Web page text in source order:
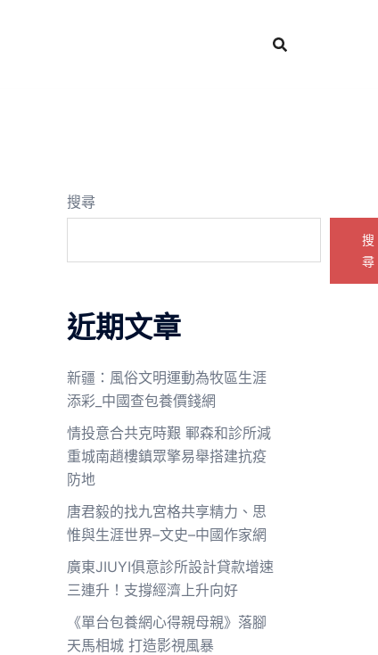
搜尋
搜
尋
近期文章
新疆：風俗文明運動為牧區生涯
添彩_中國查包養價錢網
情投意合共克時艱 鄆森和診所減
重城南趙樓鎮眾擎易舉搭建抗疫
防地
唐君毅的找九宮格共享精力、思
惟與生涯世界–文史–中國作家網
廣東JIUYI俱意診所設計貸款增速
三連升！支撐經濟上升向好
《單台包養網心得親母親》落腳
天馬相城 打造影視風暴